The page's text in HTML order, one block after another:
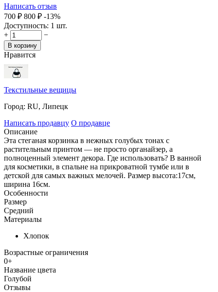
Написать отзыв
‍700‍ ₽ ‍800‍ ₽ -13%
Доступность: 1 шт.
+
−
В корзину
Нравится
Текстильные вещицы
Город: RU, Липецк
Написать продавцу О продавце
Описание
Эта стеганая корзинка в нежных голубых тонах с
растительным принтом — не просто органайзер, а
полноценный элемент декора. Где использовать? В ванной
для косметики, в спальне на прикроватной тумбе или в
детской для самых важных мелочей. Размер высота:17см,
ширина 16см.
Особенности
Размер
Средний
Материалы
Хлопок
Возрастные ограничения
0+
Название цвета
Голубой
Отзывы